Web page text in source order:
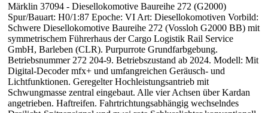
Märklin 37094 - Diesellokomotive Baureihe 272 (G2000)
Spur/Bauart: H0/1:87 Epoche: VI Art: Diesellokomotiven Vorbild:
Schwere Diesellokomotive Baureihe 272 (Vossloh G2000 BB) mit
symmetrischem Führerhaus der Cargo Logistik Rail Service
GmbH, Barleben (CLR). Purpurrote Grundfarbgebung.
Betriebsnummer 272 204-9. Betriebszustand ab 2024. Modell: Mit
Digital-Decoder mfx+ und umfangreichen Geräusch- und
Lichtfunktionen. Geregelter Hochleistungsantrieb mit
Schwungmasse zentral eingebaut. Alle vier Achsen über Kardan
angetrieben. Haftreifen. Fahrtrichtungsabhängig wechselndes